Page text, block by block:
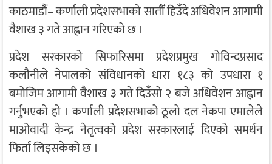
काठमाडौं– कर्णाली प्रदेशसभाको सातौँ हिउँदे अधिवेशन आगामी
वैशाख ३ गते आह्वान गरिएको छ ।
प्रदेश सरकारको सिफारिसमा प्रदेशप्रमुख गोविन्दप्रसाद
कलौनीले नेपालको संविधानको धारा १८३ को उपधारा १
बमोजिम आगामी वैशाख ३ गते दिउँसो २ बजे अधिवेशन आह्वान
गर्नुभएको हो । कर्णाली प्रदेशसभाको ठूलो दल नेकपा एमालेले
माओवादी केन्द्र नेतृत्वको प्रदेश सरकारलाई दिएको समर्थन
फिर्ता लिइसकेको छ ।